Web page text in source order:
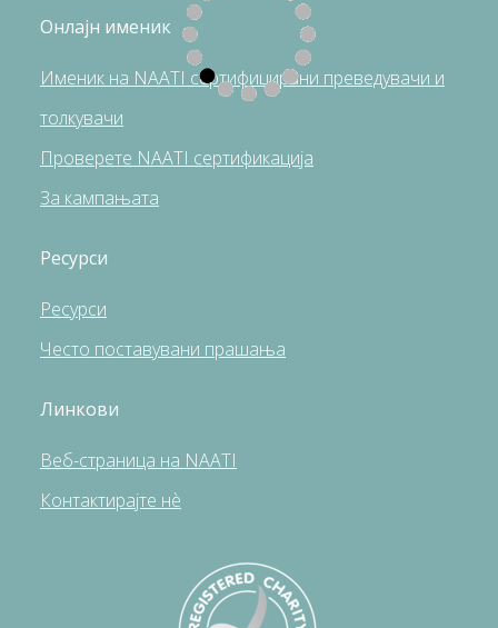
Онлајн именик
Именик на NAATI сертифицирани преведувачи и
толкувачи
Проверете NAATI сертификација
За кампањата
Ресурси
Pесурси
Често поставувани прашања
Линкови
Веб-страница на NAATI
Контактирајте нè